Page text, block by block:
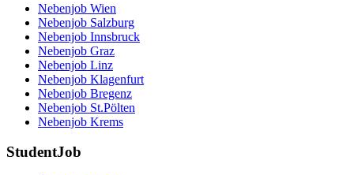
Nebenjob Wien
Nebenjob Salzburg
Nebenjob Innsbruck
Nebenjob Graz
Nebenjob Linz
Nebenjob Klagenfurt
Nebenjob Bregenz
Nebenjob St.Pölten
Nebenjob Krems
StudentJob